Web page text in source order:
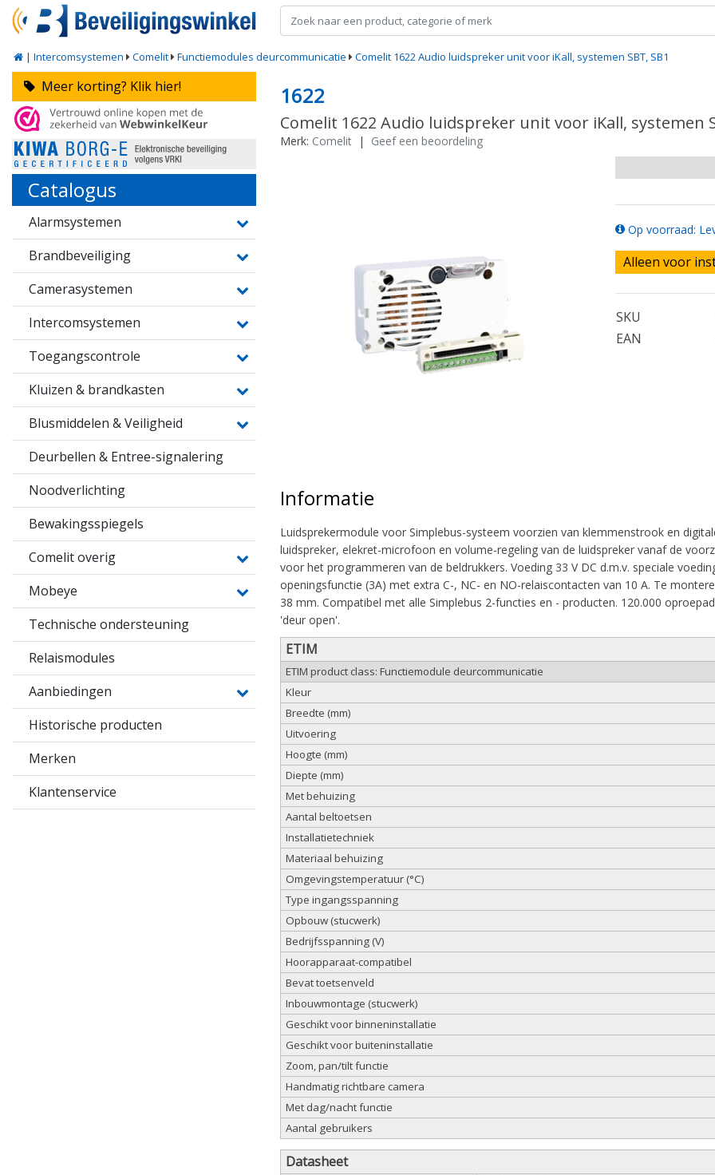
| Intercomsystemen Comelit Functiemodules deurcommunicatie Comelit 1622 Audio luidspreker unit voor iKall, systemen SBT, SB1
Meer korting? Klik hier!
Catalogus
Alarmsystemen
Brandbeveiliging
Camerasystemen
Intercomsystemen
Toegangscontrole
Kluizen & brandkasten
Blusmiddelen & Veiligheid
Deurbellen & Entree-signalering
Noodverlichting
Bewakingsspiegels
Comelit overig
Mobeye
Technische ondersteuning
Relaismodules
Aanbiedingen
Historische producten
Merken
Klantenservice
1622
Comelit 1622 Audio luidspreker unit voor iKall, systemen
Merk: Comelit | Geef een beoordeling
Op voorraad:
Alleen voor
SKU
EAN
Informatie
Luidsprekermodule voor Simplebus-systeem voorzien van klemmenstrook en
luidspreker, elekret-microfoon en volume-regeling van de luidspreker vanaf de
voor het programmeren van de beldrukkers. Voeding 33 V DC d.m.v. speciale
openingsfunctie (3A) met extra C-, NC- en NO-relaiscontacten van 10 A. Te
38 mm. Compatibel met alle Simplebus 2-functies en - producten. 120.000
'deur open'.
ETIM
ETIM product class: Functiemodule deurcommunicatie
Kleur
Breedte (mm)
Uitvoering
Hoogte (mm)
Diepte (mm)
Met behuizing
Aantal beltoetsen
Installatietechniek
Materiaal behuizing
Omgevingstemperatuur (°C)
Type ingangsspanning
Opbouw (stucwerk)
Bedrijfsspanning (V)
Hoorapparaat-compatibel
Bevat toetsenveld
Inbouwmontage (stucwerk)
Geschikt voor binneninstallatie
Geschikt voor buiteninstallatie
Zoom, pan/tilt functie
Handmatig richtbare camera
Met dag/nacht functie
Aantal gebruikers
Datasheet